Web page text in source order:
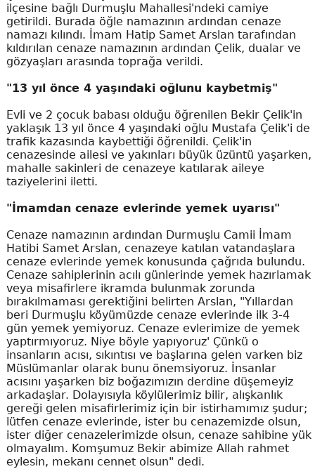
ilçesine bağlı Durmuşlu Mahallesi'ndeki camiye
getirildi. Burada öğle namazının ardından cenaze
namazı kılındı. İmam Hatip Samet Arslan tarafından
kıldırılan cenaze namazının ardından Çelik, dualar ve
gözyaşları arasında toprağa verildi.
"13 yıl önce 4 yaşındaki oğlunu kaybetmiş"
Evli ve 2 çocuk babası olduğu öğrenilen Bekir Çelik'in
yaklaşık 13 yıl önce 4 yaşındaki oğlu Mustafa Çelik'i de
trafik kazasında kaybettiği öğrenildi. Çelik'in
cenazesinde ailesi ve yakınları büyük üzüntü yaşarken,
mahalle sakinleri de cenazeye katılarak aileye
taziyelerini iletti.
"İmamdan cenaze evlerinde yemek uyarısı"
Cenaze namazının ardından Durmuşlu Camii İmam
Hatibi Samet Arslan, cenazeye katılan vatandaşlara
cenaze evlerinde yemek konusunda çağrıda bulundu.
Cenaze sahiplerinin acılı günlerinde yemek hazırlamak
veya misafirlere ikramda bulunmak zorunda
bırakılmaması gerektiğini belirten Arslan, "Yıllardan
beri Durmuşlu köyümüzde cenaze evlerinde ilk 3-4
gün yemek yemiyoruz. Cenaze evlerimize de yemek
yaptırmıyoruz. Niye böyle yapıyoruz' Çünkü o
insanların acısı, sıkıntısı ve başlarına gelen varken biz
Müslümanlar olarak bunu önemsiyoruz. İnsanlar
acısını yaşarken biz boğazımızın derdine düşemeyiz
arkadaşlar. Dolayısıyla köylülerimiz bilir, alışkanlık
gereği gelen misafirlerimiz için bir istirhamımız şudur;
lütfen cenaze evlerinde, ister bu cenazemizde olsun,
ister diğer cenazelerimizde olsun, cenaze sahibine yük
olmayalım. Komşumuz Bekir abimize Allah rahmet
eylesin, mekanı cennet olsun" dedi.